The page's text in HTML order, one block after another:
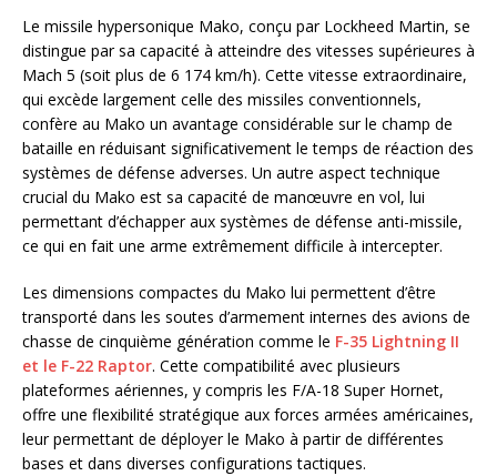
Le missile hypersonique Mako, conçu par Lockheed Martin, se
distingue par sa capacité à atteindre des vitesses supérieures à
Mach 5 (soit plus de 6 174 km/h). Cette vitesse extraordinaire,
qui excède largement celle des missiles conventionnels,
confère au Mako un avantage considérable sur le champ de
bataille en réduisant significativement le temps de réaction des
systèmes de défense adverses. Un autre aspect technique
crucial du Mako est sa capacité de manœuvre en vol, lui
permettant d’échapper aux systèmes de défense anti-missile,
ce qui en fait une arme extrêmement difficile à intercepter.
Les dimensions compactes du Mako lui permettent d’être
transporté dans les soutes d’armement internes des avions de
chasse de cinquième génération comme le F-35 Lightning II
et le F-22 Raptor. Cette compatibilité avec plusieurs
plateformes aériennes, y compris les F/A-18 Super Hornet,
offre une flexibilité stratégique aux forces armées américaines,
leur permettant de déployer le Mako à partir de différentes
bases et dans diverses configurations tactiques.